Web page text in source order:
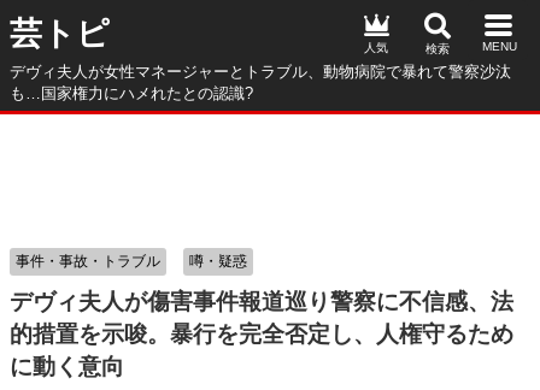
芸トピ
デヴィ夫人が女性マネージャーとトラブル、動物病院で暴れて警察沙汰
も…国家権力にハメれたとの認識?
人気
デヴィ夫人が傷害事件報道巡り警察に不信感、法
的措置を示唆。暴行を完全否定し、人権守るため
に動く意向
事件・事故・トラブル 噂・疑惑